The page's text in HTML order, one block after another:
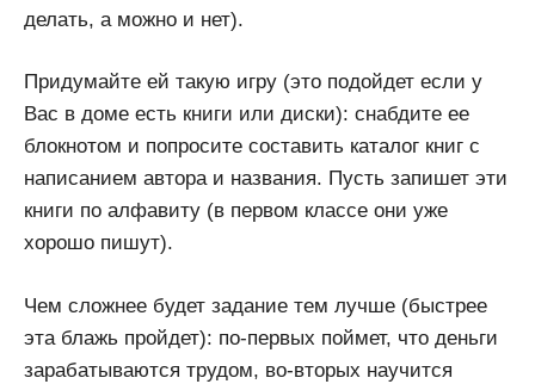
делать, а можно и нет).
Придумайте ей такую игру (это подойдет если у
Вас в доме есть книги или диски): снабдите ее
блокнотом и попросите составить каталог книг с
написанием автора и названия. Пусть запишет эти
книги по алфавиту (в первом классе они уже
хорошо пишут).
Чем сложнее будет задание тем лучше (быстрее
эта блажь пройдет): по-первых поймет, что деньги
зарабатываются трудом, во-вторых научится